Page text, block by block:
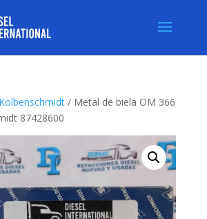
Kolbenschmidt/ Metal de biela OM 366
87428600